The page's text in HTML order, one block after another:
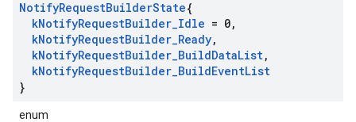
NotifyRequestBuilderState{
kNotifyRequestBuilder_Idle = 0,
kNotifyRequestBuilder_Ready,
kNotifyRequestBuilder_BuildDataList,
kNotifyRequestBuilder_BuildEventList
}
enum